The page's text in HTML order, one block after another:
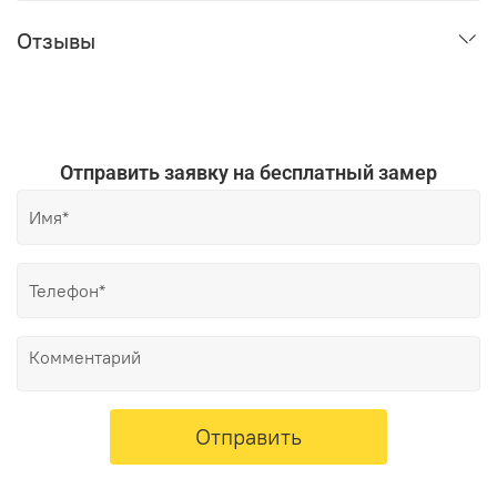
Отзывы
Отправить заявку на бесплатный замер
Отправить